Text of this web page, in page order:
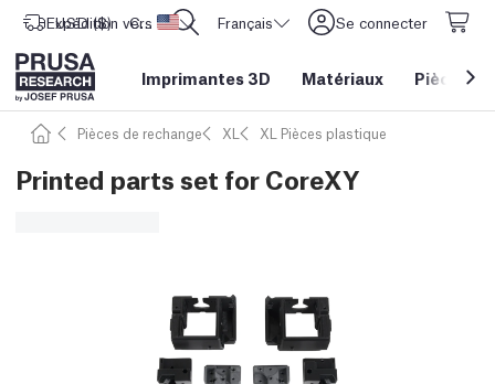
Expédition vers Etats-Unis d'Amérique
USD ($) CORE One L: Maintenant en stock ! Français Se connecter
Imprimantes 3D Matériaux Pièces&
Pièces de rechange XL XL Pièces plastique
Printed parts set for CoreXY